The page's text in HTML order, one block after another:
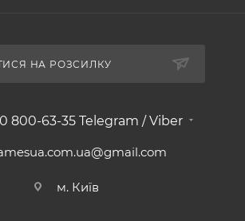
НА РОЗСИЛКУ
800-63-35 Telegram / Viber
м. Київ